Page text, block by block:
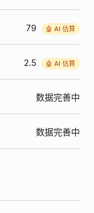
79 🤖 AI 估算
2.5 🤖 AI 估算
数据完善中
数据完善中